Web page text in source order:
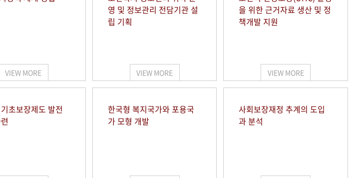
VIEW MORE
영 및 정보관리 전담기관 설
립 기획
VIEW MORE
을 위한 근거자료 생산 및 정
책개발 지원
VIEW MORE
초보장제도 발전
한국형 복지국가와 포용국
가 모형 개발
사회보장재정 추계의 도입
과 분석